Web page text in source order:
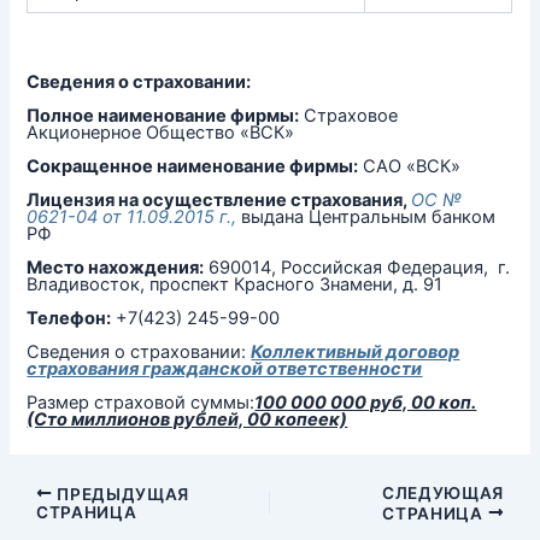
Сведения о страховании:
Полное наименование фирмы: Страховое
Акционерное Общество «ВСК»
Сокращенное наименование фирмы: САО «ВСК»
Лицензия на осуществление страхования, ОС №
0621-04 от 11.09.2015 г., выдана Центральным банком
РФ
Место нахождения: 690014, Российская Федерация, г.
Владивосток, проспект Красного Знамени, д. 91
Телефон: +7(423) 245-99-00
Сведения о страховании:Коллективный договор
страхования гражданской ответственности
Размер страховой суммы:100 000 000 руб, 00 коп.
(Сто миллионов рублей, 00 копеек)
ПРЕДЫДУЩАЯ
СТРАНИЦА
СЛЕДУЮЩАЯ
СТРАНИЦА